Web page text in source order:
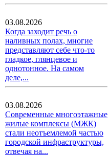
03.08.2026
Когда заходит речь о
наливных полах, многие
представляют себе что-то
гладкое, глянцевое и
однотонное. На самом
деле,...
03.08.2026
Современные многоэтажные
жилые комплексы (МЖК)
стали неотъемлемой частью
городской инфраструктуры,
отвечая на...